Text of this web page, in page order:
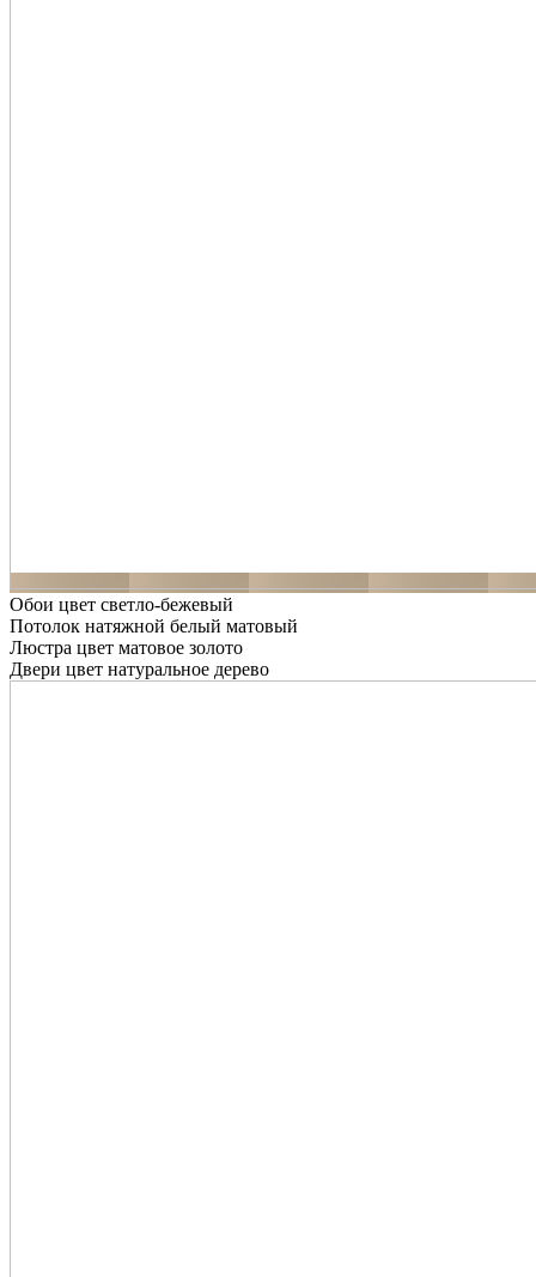
Обои цвет светло-бежевый
Потолок натяжной белый матовый
Люстра цвет матовое золото
Двери цвет натуральное дерево